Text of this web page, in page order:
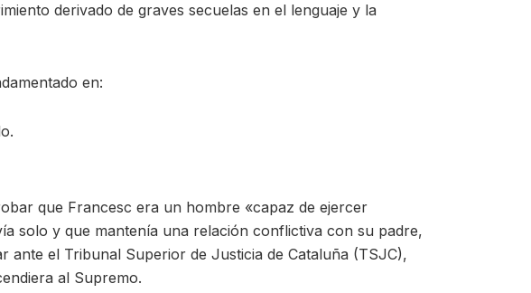
derivado de graves secuelas en el lenguaje y la
en:
que Francesc era un hombre «capaz de ejercer
solo y que mantenía una relación conflictiva con su padre,
ante el Tribunal Superior de Justicia de Cataluña (TSJC),
al Supremo.